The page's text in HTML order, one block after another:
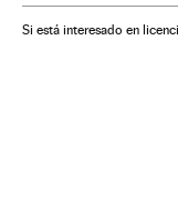
Administração Estado
Si está interesado en